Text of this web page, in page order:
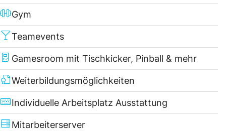
Gym
Teamevents
Gamesroom mit Tischkicker, Pinball & mehr
Weiterbildungsmöglichkeiten
Individuelle Arbeitsplatz Ausstattung
Mitarbeiterserver